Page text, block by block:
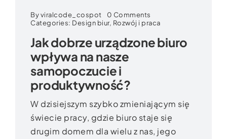
Byviralcode_cospot 0 Comments
Jak
urządzone
biuro
Categories: Design biur, Rozwój i praca
Jak dobrze urządzone biuro
wpływa na nasze
samopoczucie i
produktywność?
W dzisiejszym szybko zmieniającym się
świecie pracy, gdzie biuro staje się
drugim domem dla wielu z nas, jego